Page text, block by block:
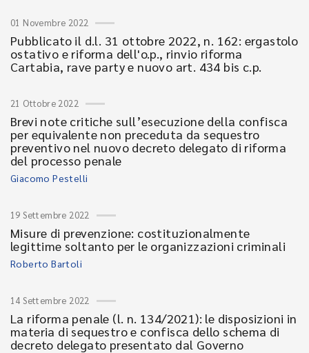
01 Novembre 2022
Pubblicato il d.l. 31 ottobre 2022, n. 162: ergastolo
ostativo e riforma dell'o.p., rinvio riforma
Cartabia, rave party e nuovo art. 434 bis c.p.
21 Ottobre 2022
Brevi note critiche sull’esecuzione della confisca
per equivalente non preceduta da sequestro
preventivo nel nuovo decreto delegato di riforma
del processo penale
Giacomo Pestelli
19 Settembre 2022
Misure di prevenzione: costituzionalmente
legittime soltanto per le organizzazioni criminali
Roberto Bartoli
14 Settembre 2022
La riforma penale (l. n. 134/2021): le disposizioni in
materia di sequestro e confisca dello schema di
decreto delegato presentato dal Governo